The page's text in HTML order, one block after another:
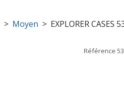
Moyen EXPLORER CASES
Référence